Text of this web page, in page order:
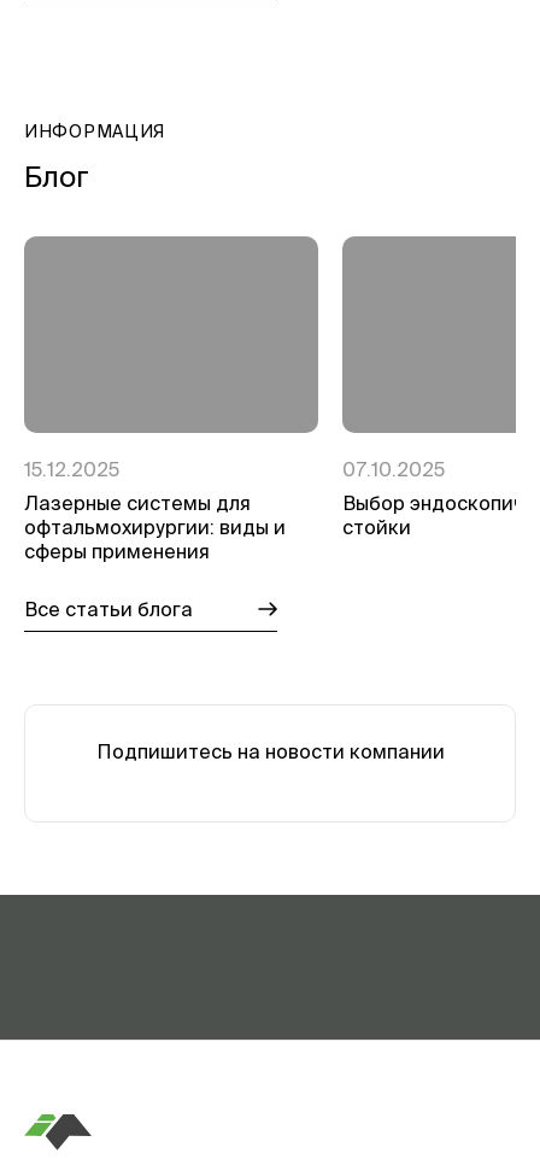
ИНФОРМАЦИЯ
Блог
15.12.2025
Лазерные системы для
офтальмохирургии: виды и
сферы применения
07.10.2025
Выбор
стойки
Все статьи блога
Подпишитесь на новости компании